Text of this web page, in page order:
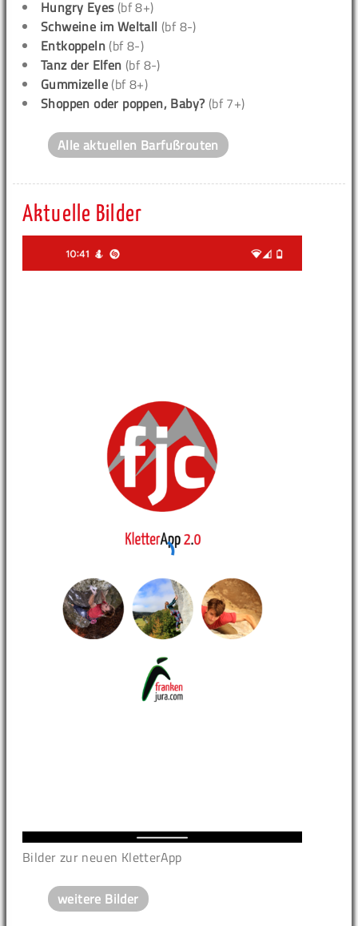
Hungry Eyes(bf 8+)
Schweine im Weltall (bf 8-)
Entkoppeln (bf 8-)
Tanz der Elfen (bf 8-)
Gummizelle (bf 8+)
Shoppen oder poppen, Baby? (bf 7+)
Alle aktuellen Barfußrouten
Aktuelle Bilder
Bilder zur neuen KletterApp
weitere Bilder